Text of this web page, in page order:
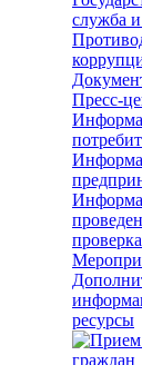
служба
Пресс-
ресурсы